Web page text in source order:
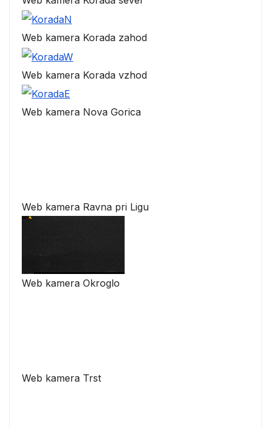
Web kamera Korada zahod
Web kamera Korada vzhod
Web kamera Nova Gorica
Web kamera Ravna pri Ligu
Web kamera Okroglo
Web kamera Trst